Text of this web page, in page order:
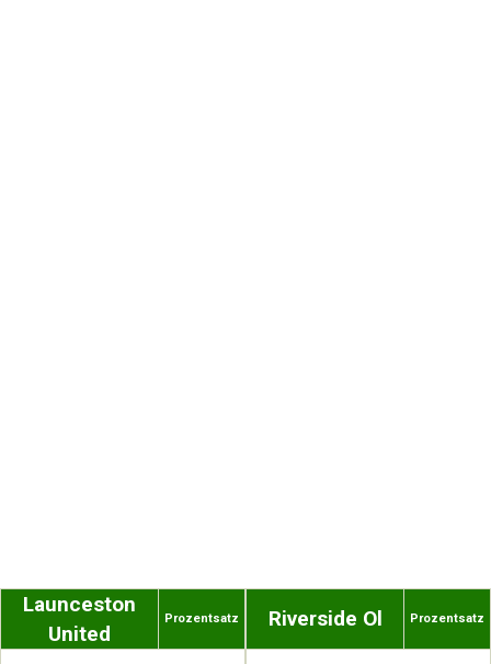
Launceston
United
Prozentsatz Riverside Ol Prozentsatz